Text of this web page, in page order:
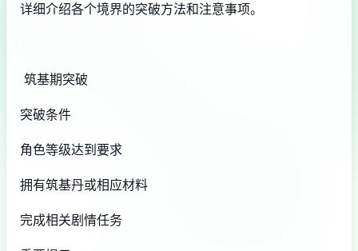
详细介绍各个境界的突破方法和注意事项。
筑基期突破
突破条件
角色等级达到要求
拥有筑基丹或相应材料
完成相关剧情任务